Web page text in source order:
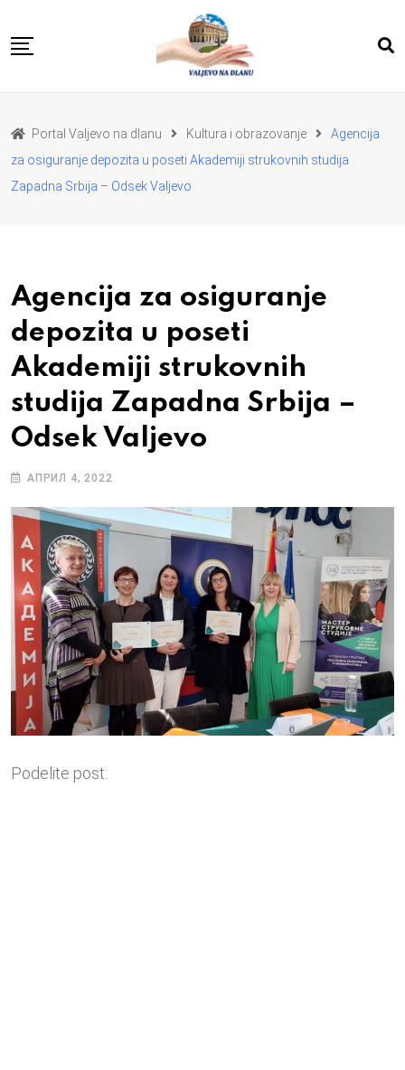
to
REGION
PRIVREDA
POLITIKA
EKOLOGIJA
SPORT
Portal Valjevo na dlanu Kultura i obrazovanje
Agencija
za osiguranje depozita u poseti Akademiji strukovnih studija
Zapadna Srbija – Odsek Valjevo
Agencija za osiguranje
depozita u poseti
Akademiji strukovnih
studija Zapadna Srbija –
Odsek Valjevo
АПРИЛ 4, 2022
Podelite post: